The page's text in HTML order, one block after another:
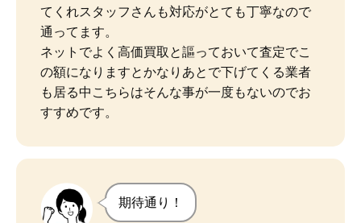
てくれスタッフさんも対応がとても丁寧なので
通ってます。
ネットでよく高価買取と謳っておいて査定でこ
の額になりますとかなりあとで下げてくる業者
も居る中こちらはそんな事が一度もないのでお
すすめです。
期待通り！